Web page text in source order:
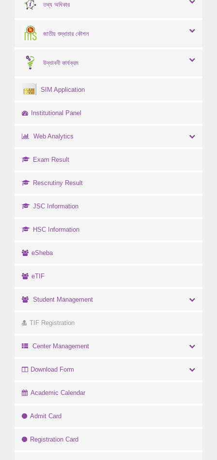
তথ্য অধিকার
জাতীয় শুদ্ধাচার কৌশল
উদ্ভাবনী কার্যক্রম
SIM Application
Institutional Panel
Web Analytics
Exam Result
Rescrutiny Result
JSC Information
HSC Information
eSheba
eTIF
Student Management
TIF Registration
Center Management
Download Form
Academic Calendar
Admit Card
Registration Card